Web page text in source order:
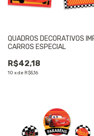
QUADROS DECORATIVOS
CARROS ESPECIAL
R$42,18
10 xde R$5,16